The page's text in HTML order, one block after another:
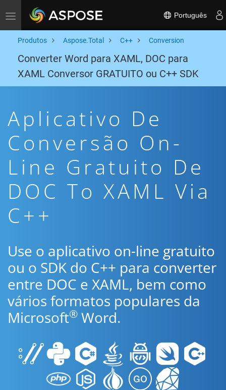
Toggle navigation Português
Produtos Aspose.Total C++ Conversion
Converter Word para XAML, DOC para
XAML Conversor GRATUITO ou C++ SDK
Aplicativo De
Conversão On-
Line Gratuito De
DOC To XAML Via
C++
Use o aplicativo on-line gratuito
ou o SDK do C++ para converter
entre DOC e XAML, bem como
vários formatos populares da
Microsoft® Word.